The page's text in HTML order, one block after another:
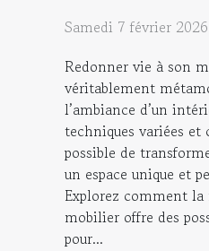
Samedi 7 février
Redonner vie à son
véritablement
l’ambiance d’un
techniques variées et
possible de
un espace unique et
Explorez comment
mobilier offre des
pour...